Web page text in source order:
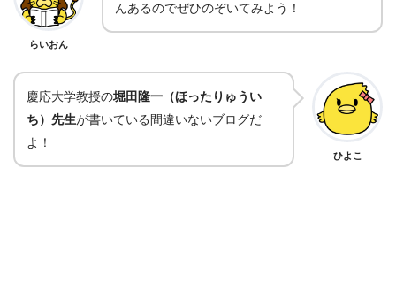
らいおん
んあるのでぜひのぞいてみよう！
慶応大学教授の堀田隆一（ほったりゅうい
ち）先生が書いている間違いないブログだ
よ！
ひよこ